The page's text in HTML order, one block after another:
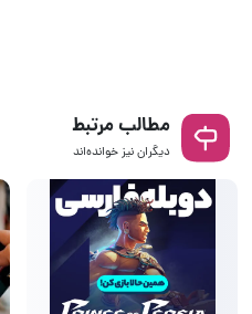
مطالب مرتبط
دیگران نیز خوانده‌اند